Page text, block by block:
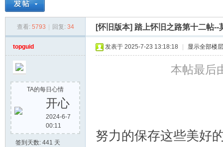
QQ新群
堂
› › ›
查看: 5793 回复: 34 [怀旧版本] 踏上怀旧之路第十二帖--
topguid
TA的每日心情
开心
2024-6-7
00:11
签到天数: 441 天
发表于 2025-7-23 13:18:18 显示全部楼层
本帖最后
努力的保存这些美好